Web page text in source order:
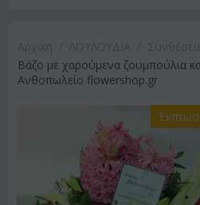
Βάζο με χαρούμενα ζουμπούλια
Ανθοπωλείο flowershop.gr